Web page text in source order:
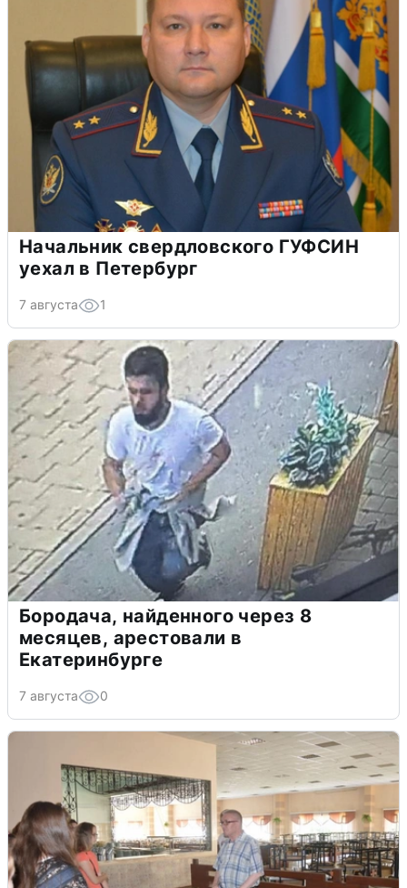
Начальник свердловского ГУФСИН
уехал в Петербург
7 августа 1
Бородача, найденного через 8
месяцев, арестовали в
Екатеринбурге
7 августа 0